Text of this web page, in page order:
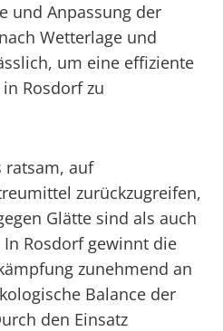
und Anpassung der
Wetterlage und
um eine effiziente
Rosdorf zu
ratsam, auf
zurückzugreifen,
Glätte sind als auch
Rosdorf gewinnt die
zunehmend an
Balance der
den Einsatz